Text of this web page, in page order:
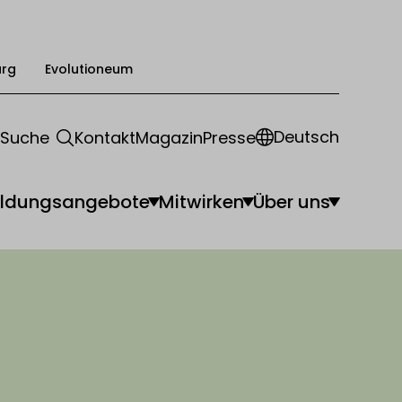
Evolutioneum
Mitwirken Über uns
Suche KontaktMagazinPresse Deutsch